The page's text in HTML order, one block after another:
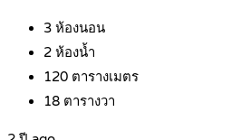
3 ห้องนอน
2 ห้องน้ำ
120 ตารางเมตร
18 ตารางวา